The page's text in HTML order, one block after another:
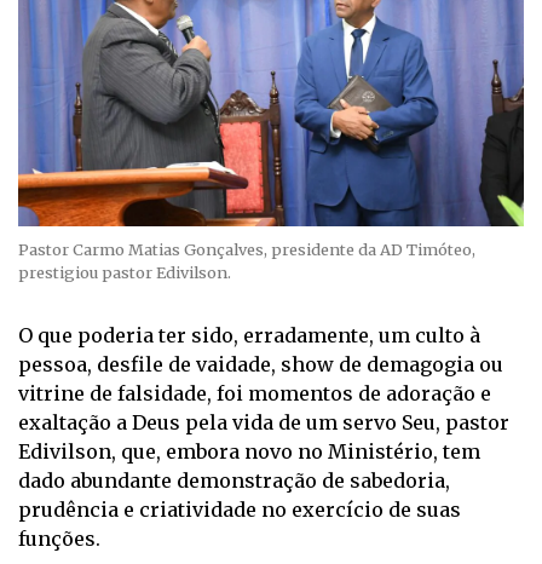
Pastor Carmo Matias Gonçalves, presidente da AD Timóteo,
prestigiou pastor Edivilson.
O que poderia ter sido, erradamente, um culto à
pessoa, desfile de vaidade, show de demagogia ou
vitrine de falsidade, foi momentos de adoração e
exaltação a Deus pela vida de um servo Seu, pastor
Edivilson, que, embora novo no Ministério, tem
dado abundante demonstração de sabedoria,
prudência e criatividade no exercício de suas
funções.